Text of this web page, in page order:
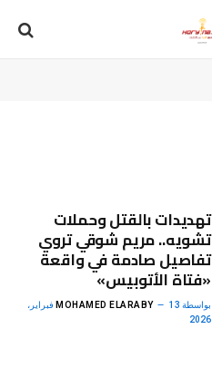
تهديدات بالقتل وحملات
تشويه.. مريم شوقي تروي
تفاصيل صادمة في واقعة
«فتاة الأتوبيس»
بواسطة MOHAMED ELARABY 13 فبراير،
2026